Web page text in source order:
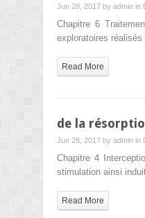
Jun 28, 2017 by admin in
Chapitre 6
exploratoires réalisés
Read More
de la
Jun 28, 2017 by admin in
Chapitre 4
stimulation ainsi
Read More